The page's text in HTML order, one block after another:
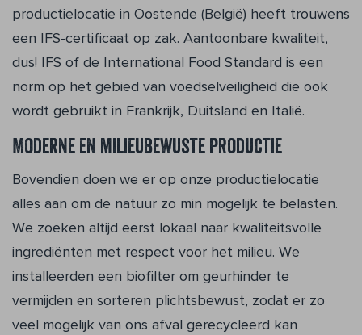
productielocatie in Oostende (België) heeft trouwens
een IFS-certificaat op zak. Aantoonbare kwaliteit,
dus! IFS of de International Food Standard is een
norm op het gebied van voedselveiligheid die ook
wordt gebruikt in Frankrijk, Duitsland en Italië.
Moderne en milieubewuste productie
Bovendien doen we er op onze productielocatie
alles aan om de natuur zo min mogelijk te belasten.
We zoeken altijd eerst lokaal naar kwaliteitsvolle
ingrediënten met respect voor het milieu. We
installeerden een biofilter om geurhinder te
vermijden en sorteren plichtsbewust, zodat er zo
veel mogelijk van ons afval gerecycleerd kan